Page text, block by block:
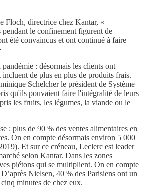
Floch, directrice chez Kantar, «
pendant le confinement figurent de
été convaincus et ont continué à faire
: désormais les clients ont
de plus en plus de produits frais.
Schelcher le président de Système
qu'ils pouvaient faire l'intégralité de leurs
les fruits, les légumes, la viande ou le
: plus de 90 % des ventes alimentaires en
On en compte désormais environ 5 000
Et sur ce créneau, Leclerc est leader
selon Kantar. Dans les zones
piétons qui se multiplient. On en compte
Nielsen, 40 % des Parisiens ont un
minutes de chez eux.